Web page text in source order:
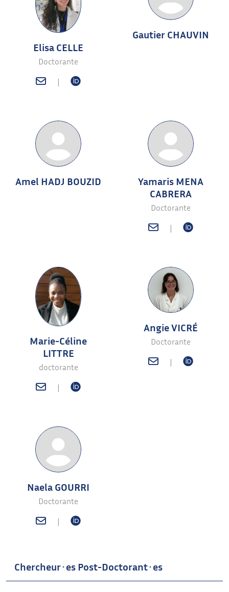
Elisa CELLE
Doctorante
|
Gautier CHAUVIN
Amel HADJ BOUZID
Yamaris MENA
CABRERA
Doctorante
|
Marie-Céline
LITTRE
doctorante
|
Angie VICRÉ
Doctorante
|
Naela GOURRI
Doctorante
|
Chercheur·es Post-Doctorant·es